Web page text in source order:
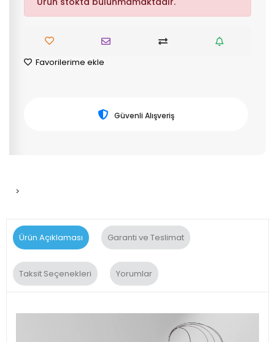
Favorilerime ekle
Güvenli Alışveriş
>
Ürün Açıklaması Garanti ve Teslimat
Taksit Seçenekleri Yorumlar